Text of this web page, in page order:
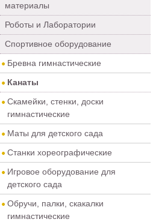
материалы
Роботы и Лаборатории
Спортивное оборудование
Бревна гимнастические
Канаты
Скамейки, стенки, доски
гимнастические
Маты для детского сада
Станки хореографические
Игровое оборудование для
детского сада
Обручи, палки, скакалки
гимнастические